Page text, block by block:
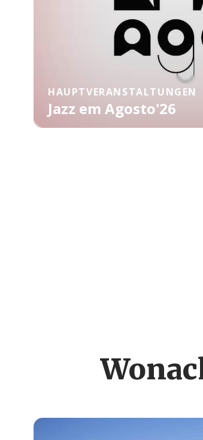
HAUPTVERANSTALTUNGEN
Jazz em Agosto'26